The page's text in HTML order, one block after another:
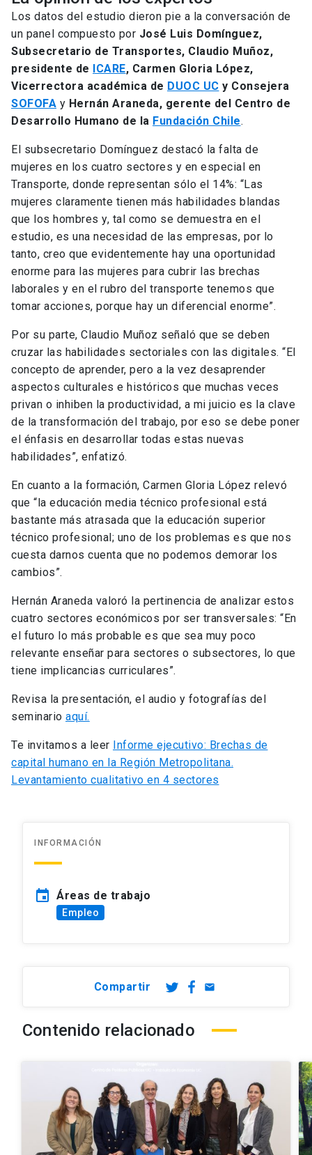
Los datos del estudio dieron pie a la conversación de
un panel compuesto por José Luis Domínguez,
Subsecretario de Transportes, Claudio Muñoz,
presidente de ICARE, Carmen Gloria López,
Vicerrectora académica de DUOC UC y Consejera
SOFOFA y Hernán Araneda, gerente del Centro de
Desarrollo Humano de la Fundación Chile.
El subsecretario Domínguez destacó la falta de
mujeres en los cuatro sectores y en especial en
Transporte, donde representan sólo el 14%: “Las
mujeres claramente tienen más habilidades blandas
que los hombres y, tal como se demuestra en el
estudio, es una necesidad de las empresas, por lo
tanto, creo que evidentemente hay una oportunidad
enorme para las mujeres para cubrir las brechas
laborales y en el rubro del transporte tenemos que
tomar acciones, porque hay un diferencial enorme”.
Por su parte, Claudio Muñoz señaló que se deben
cruzar las habilidades sectoriales con las digitales. “El
concepto de aprender, pero a la vez desaprender
aspectos culturales e históricos que muchas veces
privan o inhiben la productividad, a mi juicio es la clave
de la transformación del trabajo, por eso se debe poner
el énfasis en desarrollar todas estas nuevas
habilidades”, enfatizó.
En cuanto a la formación, Carmen Gloria López relevó
que “la educación media técnico profesional está
bastante más atrasada que la educación superior
técnico profesional; uno de los problemas es que nos
cuesta darnos cuenta que no podemos demorar los
cambios”.
Hernán Araneda valoró la pertinencia de analizar estos
cuatro sectores económicos por ser transversales: “En
el futuro lo más probable es que sea muy poco
relevante enseñar para sectores o subsectores, lo que
tiene implicancias curriculares”.
Revisa la presentación, el audio y fotografías del
seminario aquí.
Te invitamos a leer Informe ejecutivo: Brechas de
capital humano en la Región Metropolitana.
Levantamiento cualitativo en 4 sectores
INFORMACIÓN
event Áreas de trabajo
Empleo
Compartir email
Contenido relacionado